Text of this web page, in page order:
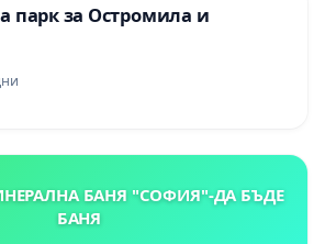
парк за Остромила и
БАНЯ "СОФИЯ"-ДА БЪДЕ
БАНЯ